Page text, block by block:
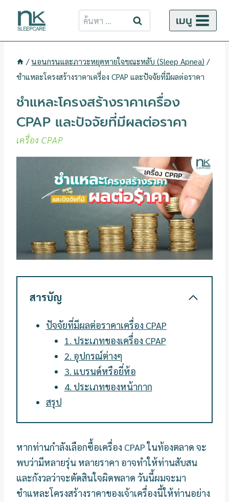
ค้นหา
สำหรับ:
เมนู
/ นอนกรนและภาวะหยุดหายใจขณะหลับ (Sleep Apnea) /
ชำแหละโครงสร้างราคาเครื่อง CPAP และปัจจัยที่มีผลต่อราคา
ชำแหละโครงสร้างราคาเครื่อง
CPAP และปัจจัยที่มีผลต่อราคา
เครื่อง CPAP
สารบัญ
ปัจจัยที่มีผลต่อราคาเครื่อง CPAP
1. ประเภทของเครื่อง CPAP
2. อุปกรณ์ต่างๆ
3. แบรนด์หรือยี่ห้อ
4. ประเภทของหน้ากาก
สรุป
หากท่านกำลังเลือกซื้อเครื่อง CPAP ในท้องตลาด จะ
พบว่ามีหลายรุ่น หลายราคา อาจทำให้ท่านสับสน
และกังวลว่าจะตัดสินใจผิดพลาด วันนี้ผมจะมา
ชำแหละโครงสร้างราคาของเจ้าเครื่องนี้ให้ท่านอย่าง